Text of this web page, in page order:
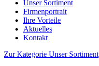
Unser Sortiment
Firmenportrait
Ihre Vorteile
Aktuelles
Kontakt
Zur Kategorie Unser Sortiment